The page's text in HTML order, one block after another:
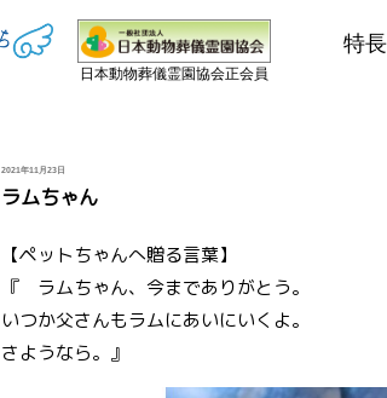
日本動物葬儀霊園協会正会員
特長
投
日:
2021年11月23日
ラムちゃん
【ペットちゃんへ贈る言葉】
『 ラムちゃん、今までありがとう。
いつか父さんもラムにあいにいくよ。
さようなら。』